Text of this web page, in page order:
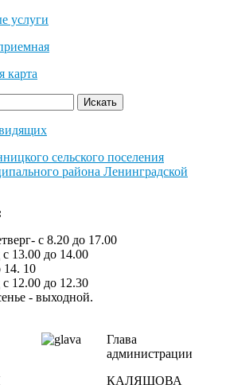
услуги
карта
Искать
с 8.20 до 17.00
13.00 до 14.00
14. 10
12.00 до 12.30
- выходной.
Глава
администрации
КАЛЯШОВА